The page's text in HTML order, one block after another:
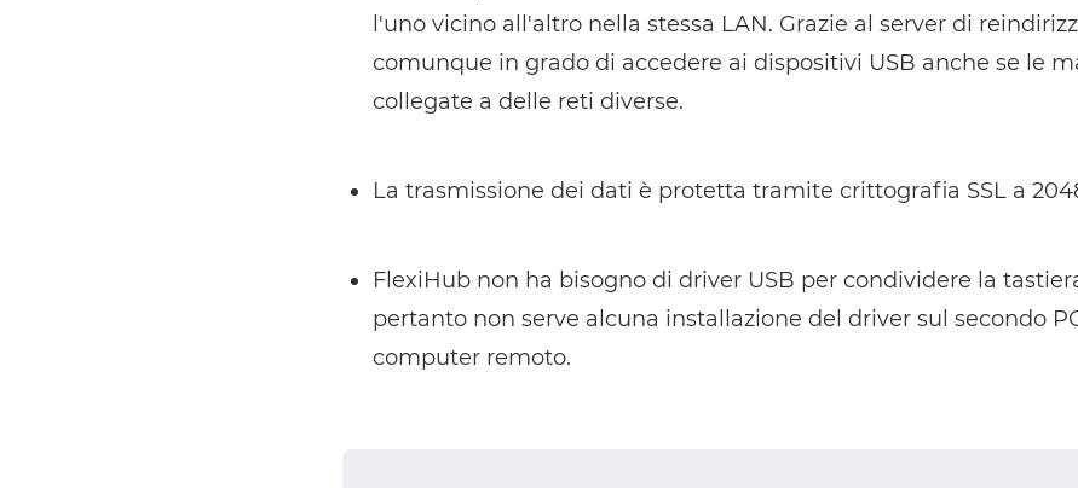
l'uno vicino all'altro nella stessa LAN. Grazie al server di
comunque in grado di accedere ai dispositivi USB anche se le
collegate a delle reti diverse.
La trasmissione dei dati è protetta tramite crittografia SSL a
FlexiHub non ha bisogno di driver USB per condividere la
pertanto non serve alcuna installazione del driver sul secondo
computer remoto.